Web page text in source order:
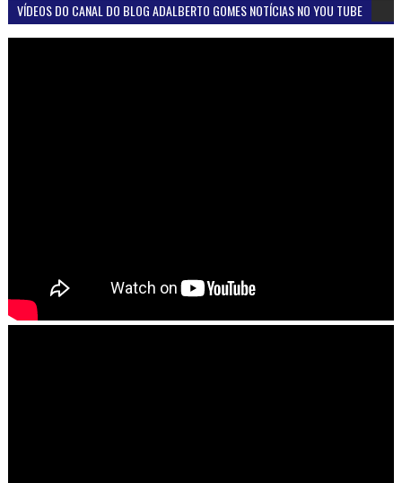
VÍDEOS DO CANAL DO BLOG ADALBERTO GOMES NOTÍCIAS NO YOU TUBE